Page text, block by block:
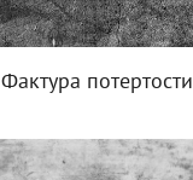
Фактура потертости